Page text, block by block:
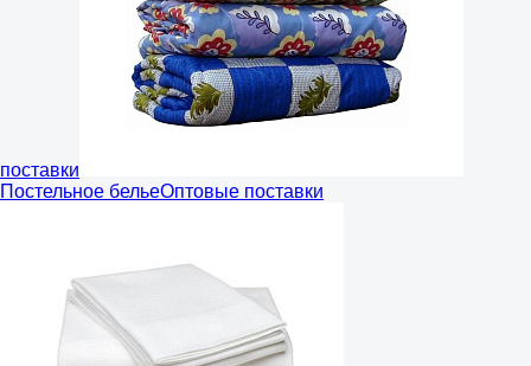
поставки
Постельное бельеОптовые поставки